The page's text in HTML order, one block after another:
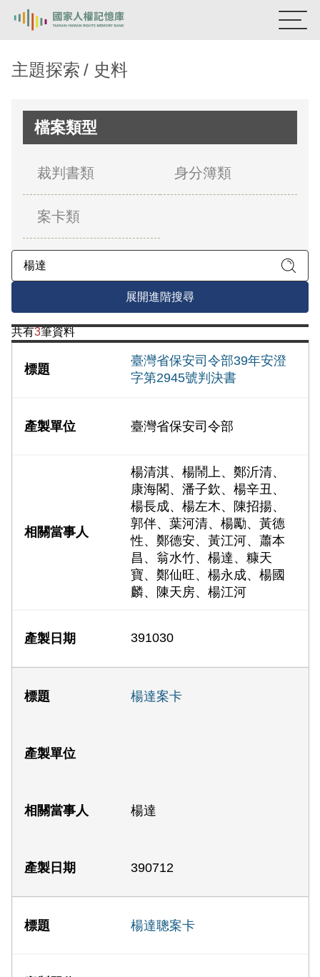
新生訓導處
關於我們
意見信箱
主題探索 史料
檔案類型
裁判書類 身分簿類
案卡類
展開進階搜尋
共有3筆資料
臺灣省保安司令部39年安澄
字第2945號判決書
臺灣省保安司令部
楊清淇、楊鬧上、鄭沂清、
康海閣、潘子欽、楊辛丑、
楊長成、楊左木、陳招揚、
郭伴、葉河清、楊勵、黃德
性、鄭德安、黃江河、蕭本
昌、翁水竹、楊達、糠天
寶、鄭仙旺、楊永成、楊國
麟、陳天房、楊江河
391030
楊達案卡
楊達
390712
楊達聰案卡